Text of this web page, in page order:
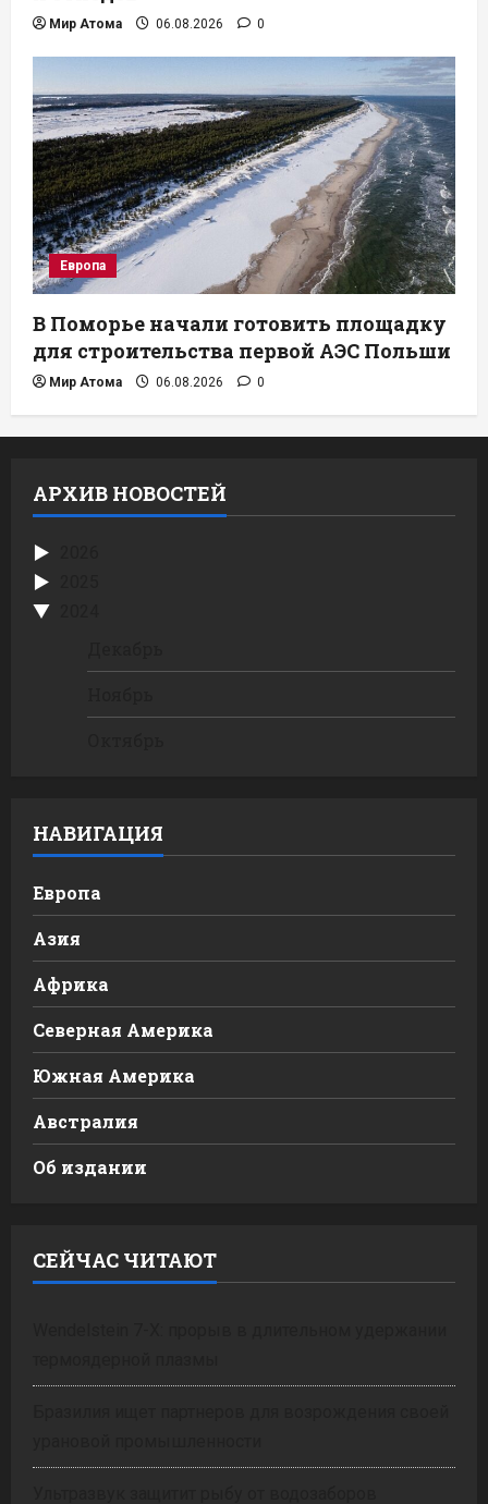
Мир Атома 06.08.2026 0
Европа
В Поморье начали готовить площадку
для строительства первой АЭС Польши
Мир Атома 06.08.2026 0
АРХИВ НОВОСТЕЙ
НАВИГАЦИЯ
Европа
Азия
Африка
Северная Америка
Южная Америка
Австралия
Об издании
СЕЙЧАС ЧИТАЮТ